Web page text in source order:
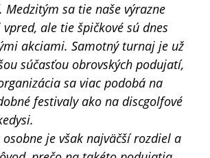
sa tie naše výrazne
ale tie špičkové sú dnes
akciami. Samotný turnaj je už
súčasťou obrovských podujatí,
sa viac podobá na
festivaly ako na discgolfové
je však najväčší rozdiel a